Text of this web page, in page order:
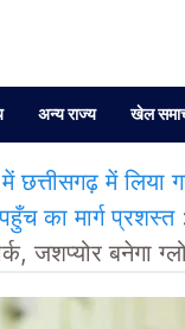
अन्य राज्य खेल
में लिया
का मार्ग प्रशस्त
जशप्योर